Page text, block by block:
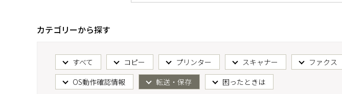
カテゴリーから探す
すべて コピー プリンター スキャナー ファクス
OS動作確認情報
転送・保存 困ったときは